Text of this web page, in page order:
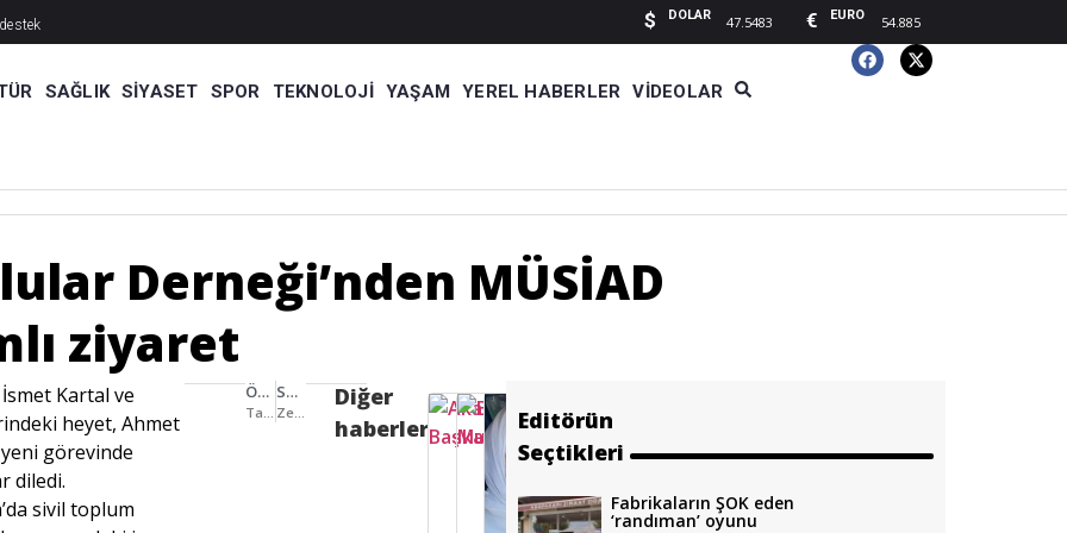
ziyaret
dedi $ DOLAR 47.5483 € EURO 54.885
SAĞLIK SIYASET SPOR TEKNOLOJI YAŞAM YEREL HABERLER VIDEOLAR
Derneği’nden MÜSİAD
ziyaret
Kartal ve
heyet, Ahmet
yeni görevinde
diledi.
sivil toplum
ÖNCEKI HABER
Tarihi karar! PKK fesih kararını açıkladı! Kongrede silah bırakma kararı alındı
SONRAKI HABER
Zehra Nida Özdemir, sağlıklı beslenme yolculuğunda kendi kliniğini açtı
Diğer
haberler
Editörün
Seçtikleri
Fabrikaların ŞOK eden
‘randıman’ oyunu